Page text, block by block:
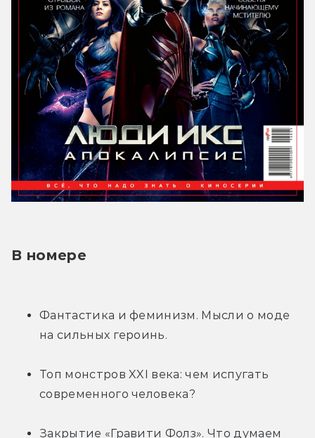
В номере
Фантастика и феминизм. Мысли о моде
на сильных героинь.
Топ монстров XXI века: чем испугать
современного человека?
Закрытие «Гравити Фолз». Что думаем